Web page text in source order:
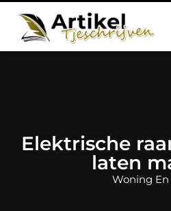
Elektrische
laten
Woning En